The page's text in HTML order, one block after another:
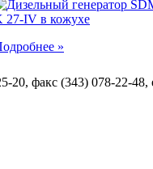
»
20, факс (343) 078-22-